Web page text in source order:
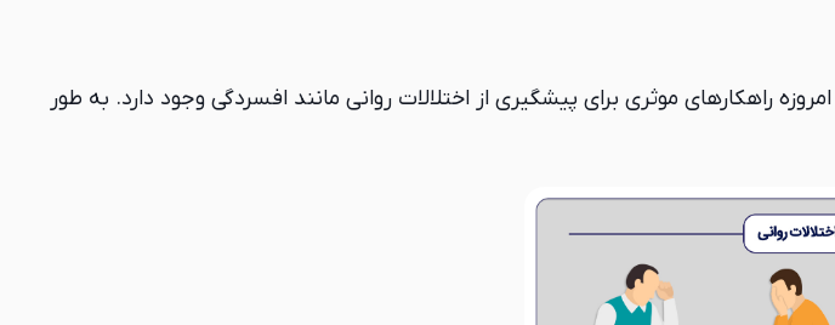
راهکارهای موثری برای پیشگیری از اختلالات روانی مانند افسردگی وجود دارد. به طور